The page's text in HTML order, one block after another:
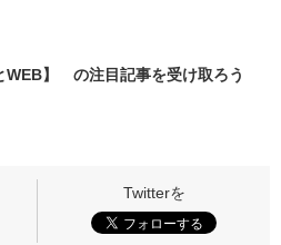
WEB】 の注目記事を受け取ろう